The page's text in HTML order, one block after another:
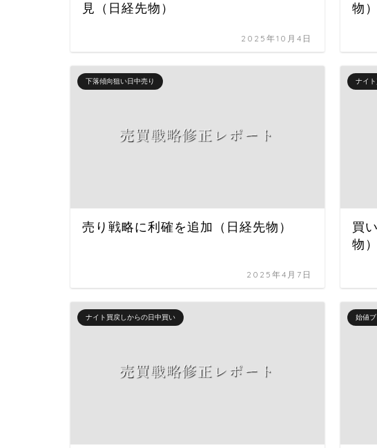
見（日経先物）
2025年10月4日
物）
下落傾向狙い日中売り
売り戦略に利確を追加（日経先物）
2025年4月7日
ナイ
買
物）
ナイト買戻しからの日中買い 始値